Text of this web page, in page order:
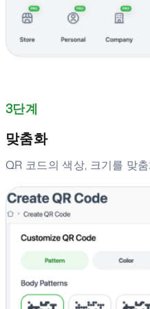
3단계
맞춤화
QR 코드의 색상, 크기를 맞